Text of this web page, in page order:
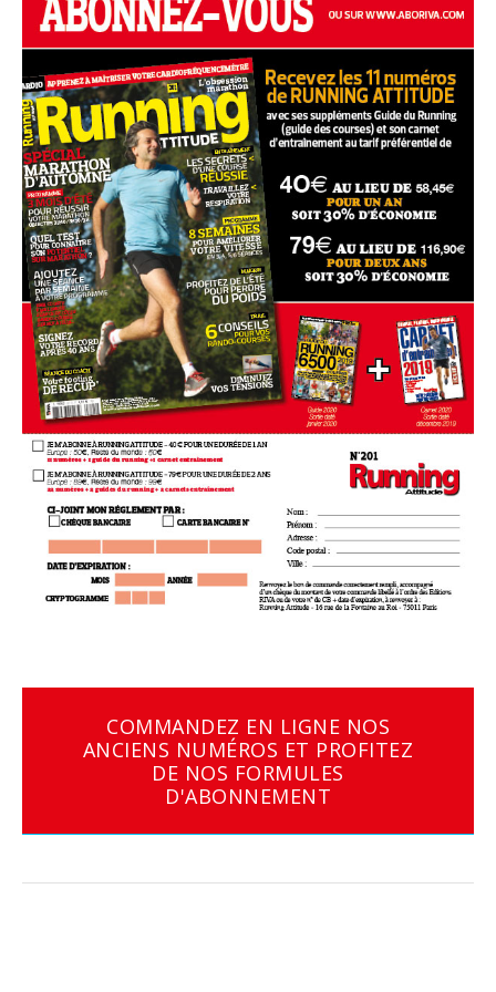
COMMANDEZ EN LIGNE NOS
ANCIENS NUMÉROS ET PROFITEZ
DE NOS FORMULES
D'ABONNEMENT